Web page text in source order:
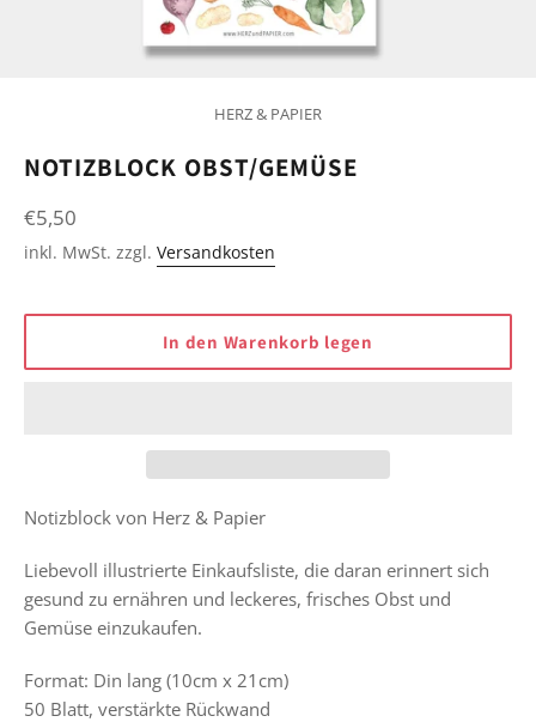
HERZ & PAPIER
NOTIZBLOCK OBST/GEMÜSE
Normaler
Preis
€5,50
inkl. MwSt. zzgl. Versandkosten
In den Warenkorb legen
Notizblock von Herz & Papier
Liebevoll illustrierte Einkaufsliste, die daran erinnert sich
gesund zu ernähren und leckeres, frisches Obst und
Gemüse einzukaufen.
Format: Din lang (10cm x 21cm)
50 Blatt, verstärkte Rückwand